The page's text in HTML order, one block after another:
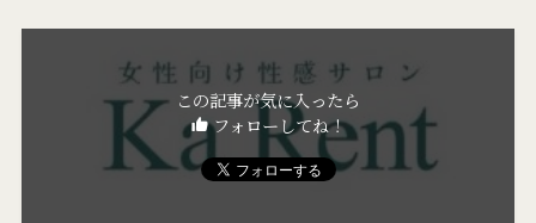
この記事が気に入ったら
フォローしてね！